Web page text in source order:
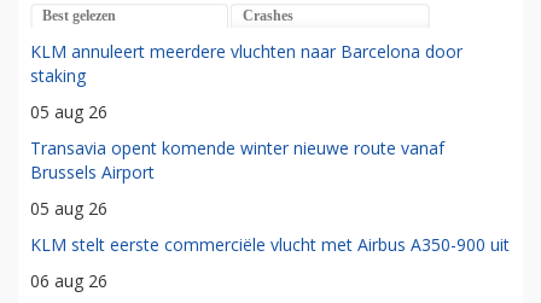
Best gelezen Crashes
KLM annuleert meerdere vluchten naar Barcelona door
staking
05 aug 26
Transavia opent komende winter nieuwe route vanaf
Brussels Airport
05 aug 26
KLM stelt eerste commerciële vlucht met Airbus A350-900 uit
06 aug 26